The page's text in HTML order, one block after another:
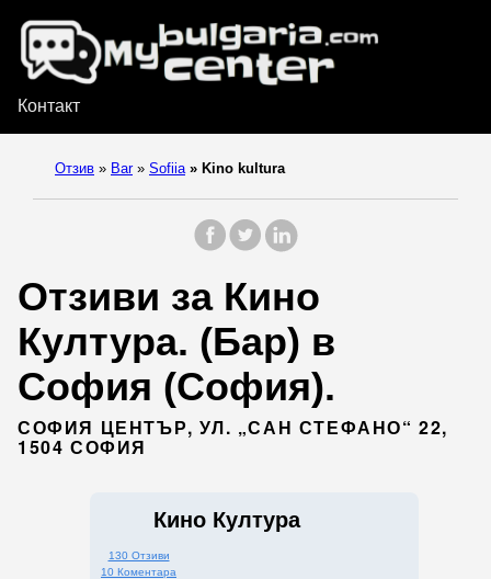
Контакт
Отзив » Bar » Sofiia » Kino kultura
Отзиви за Кино
Култура. (Бар) в
София (София).
СОФИЯ ЦЕНТЪР, УЛ. „САН СТЕФАНО“ 22,
1504 СОФИЯ
Кино Култура
130 Отзиви
10 Коментара